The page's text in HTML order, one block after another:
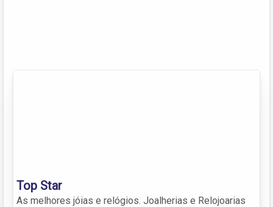
Top Star
As melhores jóias e relógios. Joalherias e Relojoarias